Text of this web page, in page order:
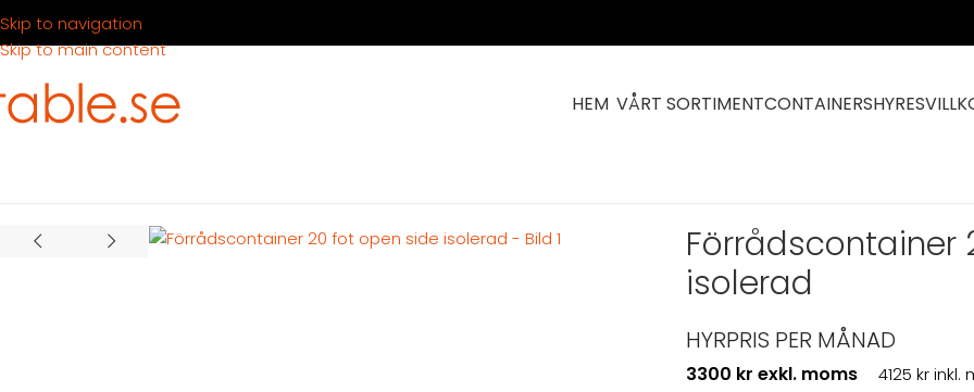
Skip to navigation
Skip to main content
HEM VÅRT SORTIMENTCONTAINERS
Förrådscontainer
isolerad
HYRPRIS PER MÅNAD
3300 kr exkl. moms 4125 kr inkl.